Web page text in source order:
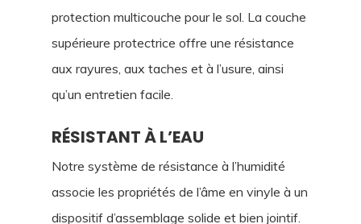
protection multicouche pour le sol. La couche
supérieure protectrice offre une résistance
aux rayures, aux taches et à l’usure, ainsi
qu’un entretien facile.
RÉSISTANT À L’EAU
Notre système de résistance à l’humidité
associe les propriétés de l’âme en vinyle à un
dispositif d’assemblage solide et bien jointif.